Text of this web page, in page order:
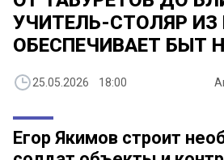
УЧИТЕЛЬ-СТОЛЯР ИЗ
ОБЕСПЕЧИВАЕТ БЫТ
25.05.2026 18:00
Егор Якимов строит